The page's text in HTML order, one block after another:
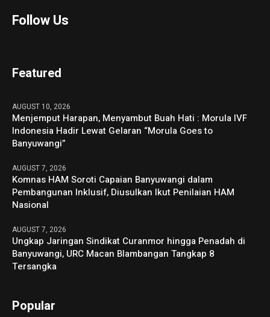
Follow Us
Featured
AUGUST 10, 2026
Menjemput Harapan, Menyambut Buah Hati : Morula IVF
Indonesia Hadir Lewat Gelaran “Morula Goes to
Banyuwangi”
AUGUST 7, 2026
Komnas HAM Soroti Capaian Banyuwangi dalam
Pembangunan Inklusif, Diusulkan Ikut Penilaian HAM
Nasional
AUGUST 7, 2026
Ungkap Jaringan Sindikat Curanmor hingga Penadah di
Banyuwangi, URC Macan Blambangan Tangkap 8
Tersangka
Popular